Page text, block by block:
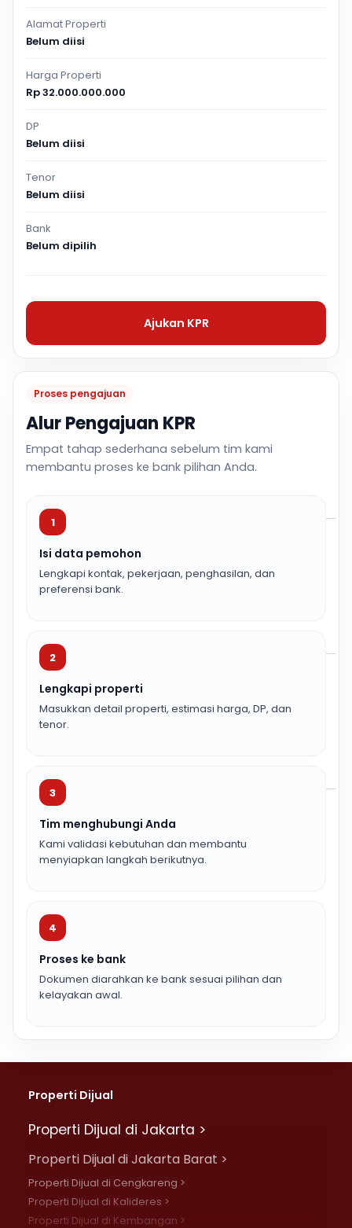
Proses pengajuan
Alur Pengajuan KPR
Empat tahap sederhana sebelum tim kami
membantu proses ke bank pilihan Anda.
1
Isi data pemohon
Lengkapi kontak, pekerjaan, penghasilan, dan
preferensi bank.
2
Lengkapi properti
Masukkan detail properti, estimasi harga, DP, dan
tenor.
3
Tim menghubungi Anda
Kami validasi kebutuhan dan membantu
menyiapkan langkah berikutnya.
4
Proses ke bank
Dokumen diarahkan ke bank sesuai pilihan dan
kelayakan awal.
Alamat Properti
Belum diisi
Harga Properti
Rp 32.000.000.000
DP
Belum diisi
Tenor
Belum diisi
Bank
Belum dipilih
Ajukan KPR
Properti Dijual
Properti Dijual di Jakarta >
Properti Dijual di Jakarta Barat >
Properti Dijual di Cengkareng >
Properti Dijual di Kalideres >
Properti Dijual di Kembangan >